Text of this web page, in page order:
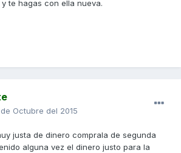
te hagas con ella nueva.
de Octubre del 2015
justa de dinero comprala de segunda
alguna vez el dinero justo para la